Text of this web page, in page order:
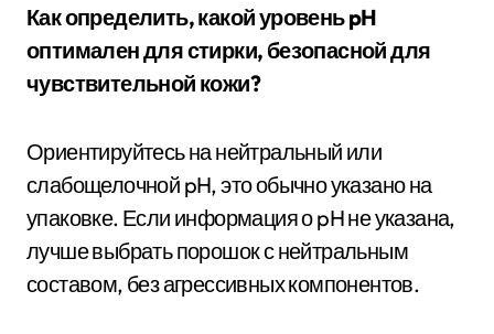
Как определить, какой уровень pH
оптимален для стирки, безопасной для
чувствительной кожи?
Ориентируйтесь на нейтральный или
слабощелочной pH, это обычно указано на
упаковке. Если информация о pH не указана,
лучше выбрать порошок с нейтральным
составом, без агрессивных компонентов.